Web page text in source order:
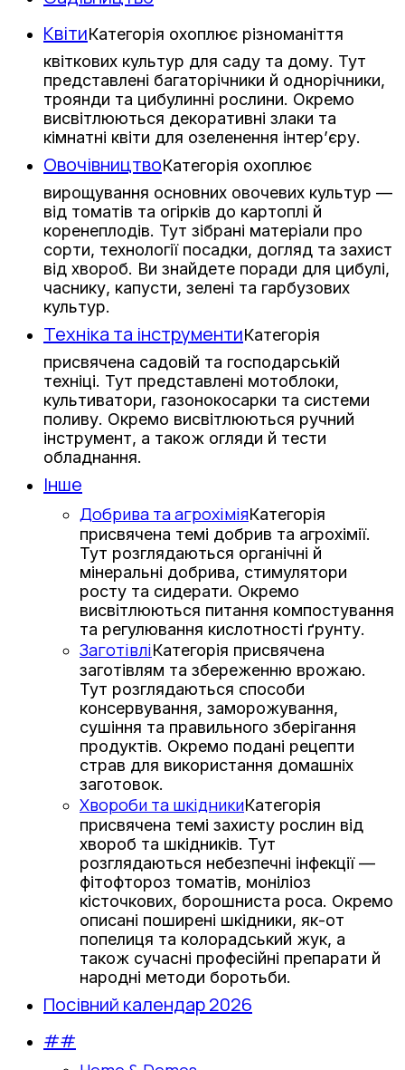
КвітиКатегорія охоплює різноманіття
квіткових культур для саду та дому. Тут
представлені багаторічники й однорічники,
троянди та цибулинні рослини. Окремо
висвітлюються декоративні злаки та
кімнатні квіти для озеленення інтер’єру.
ОвочівництвоКатегорія охоплює
вирощування основних овочевих культур —
від томатів та огірків до картоплі й
коренеплодів. Тут зібрані матеріали про
сорти, технології посадки, догляд та захист
від хвороб. Ви знайдете поради для цибулі,
часнику, капусти, зелені та гарбузових
культур.
Техніка та інструментиКатегорія
присвячена садовій та господарській
техніці. Тут представлені мотоблоки,
культиватори, газонокосарки та системи
поливу. Окремо висвітлюються ручний
інструмент, а також огляди й тести
обладнання.
Інше
Добрива та агрохіміяКатегорія
присвячена темі добрив та агрохімії.
Тут розглядаються органічні й
мінеральні добрива, стимулятори
росту та сидерати. Окремо
висвітлюються питання компостування
та регулювання кислотності ґрунту.
ЗаготівліКатегорія присвячена
заготівлям та збереженню врожаю.
Тут розглядаються способи
консервування, заморожування,
сушіння та правильного зберігання
продуктів. Окремо подані рецепти
страв для використання домашніх
заготовок.
Хвороби та шкідникиКатегорія
присвячена темі захисту рослин від
хвороб та шкідників. Тут
розглядаються небезпечні інфекції —
фітофтороз томатів, моніліоз
кісточкових, борошниста роса. Окремо
описані поширені шкідники, як-от
попелиця та колорадський жук, а
також сучасні професійні препарати й
народні методи боротьби.
Посівний календар 2026
##